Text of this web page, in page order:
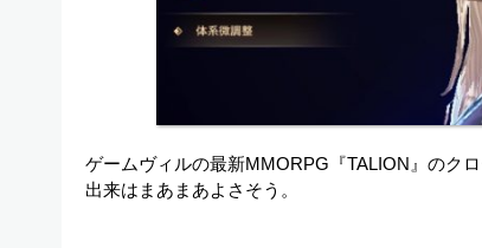
ゲームヴィルの最新MMORPG『TALION』のク
出来はまあまあよさそう。